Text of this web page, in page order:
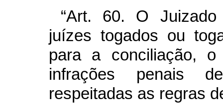
“Art. 60. O
juízes togados ou
para a conciliação,
infrações penais
respeitadas as regras